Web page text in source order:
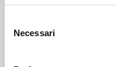
delNecessari